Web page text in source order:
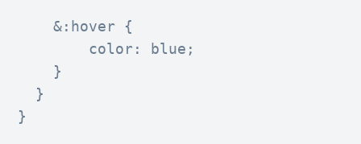
    &:hover {
        color: blue;
    }
  }
}